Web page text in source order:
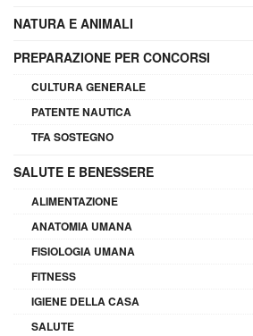
NATURA E ANIMALI
PREPARAZIONE PER CONCORSI
CULTURA GENERALE
PATENTE NAUTICA
TFA SOSTEGNO
SALUTE E BENESSERE
ALIMENTAZIONE
ANATOMIA UMANA
FISIOLOGIA UMANA
FITNESS
IGIENE DELLA CASA
SALUTE